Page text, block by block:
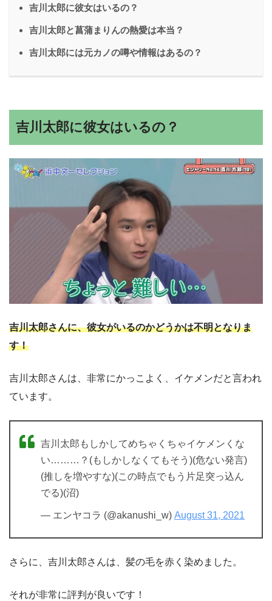
吉川太郎に彼女はいるの？
吉川太郎と菖蒲まりんの熱愛は本当？
吉川太郎には元カノの噂や情報はあるの？
吉川太郎に彼女はいるの？
吉川太郎さんに、彼女がいるのかどうかは不明となりま
す！
吉川太郎さんは、非常にかっこよく、イケメンだと言われ
ています。
吉川太郎もしかしてめちゃくちゃイケメンくな
い………？(もしかしなくてもそう)(危ない発言)
(推しを増やすな)(この時点でもう片足突っ込ん
でる)(沼)
— エンヤコラ (@akanushi_w) August 31, 2021
さらに、吉川太郎さんは、髪の毛を赤く染めました。
それが非常に評判が良いです！